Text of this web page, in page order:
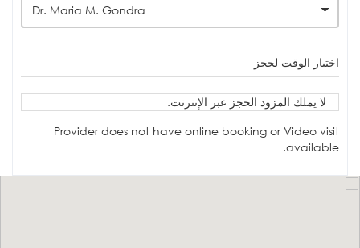
Dr. Maria M. Gondra
اختيار الوقت لحجز
لا يملك المزود الحجز عبر الإنترنت.
Provider does not have online booking or Video visit
available.